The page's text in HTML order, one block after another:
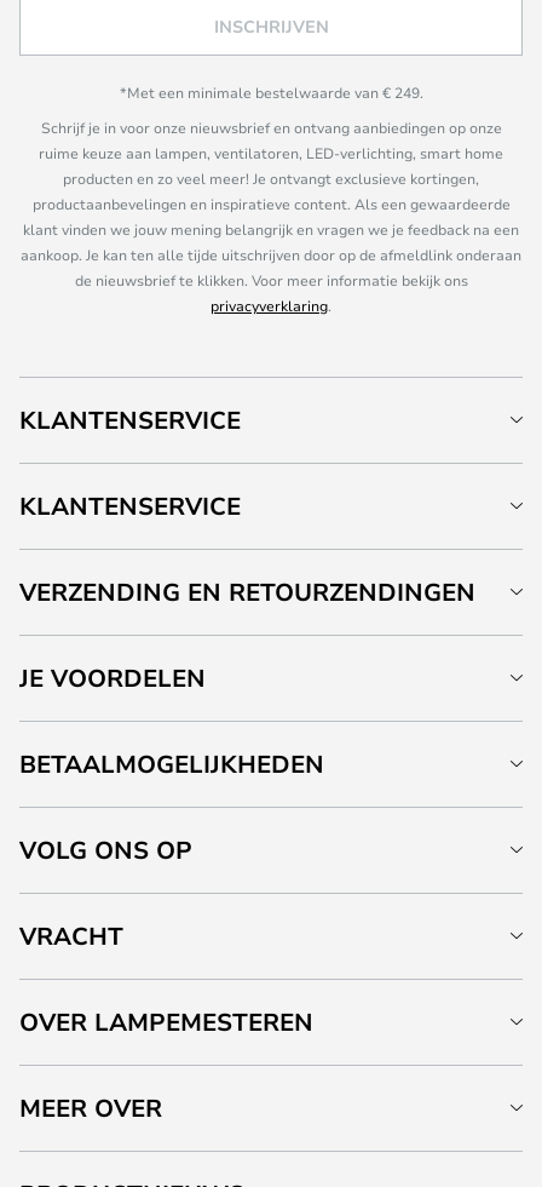
INSCHRIJVEN
*Met een minimale bestelwaarde van € 249.
Schrijf je in voor onze nieuwsbrief en ontvang aanbiedingen op onze
ruime keuze aan lampen, ventilatoren, LED-verlichting, smart home
producten en zo veel meer! Je ontvangt exclusieve kortingen,
productaanbevelingen en inspiratieve content. Als een gewaardeerde
klant vinden we jouw mening belangrijk en vragen we je feedback na een
aankoop. Je kan ten alle tijde uitschrijven door op de afmeldlink onderaan
de nieuwsbrief te klikken. Voor meer informatie bekijk ons
privacyverklaring.
KLANTENSERVICE
KLANTENSERVICE
VERZENDING EN RETOURZENDINGEN
JE VOORDELEN
BETAALMOGELIJKHEDEN
VOLG ONS OP
VRACHT
OVER LAMPEMESTEREN
MEER OVER